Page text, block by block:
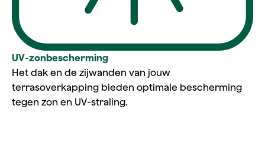
UV‑zonbescherming
Het dak en de zijwanden van jouw
terrasoverkapping bieden optimale bescherming
tegen zon en UV‑straling.